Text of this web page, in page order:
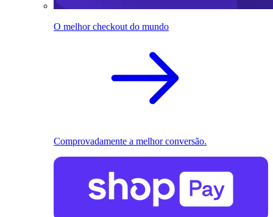
O melhor checkout do mundo
Comprovadamente a melhor conversão.